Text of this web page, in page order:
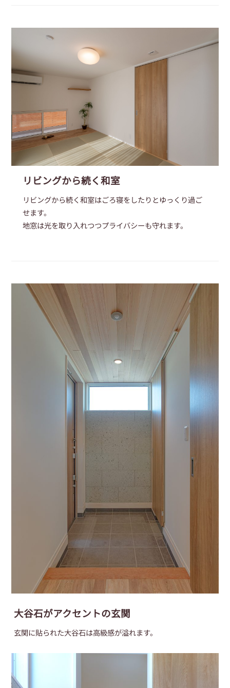
リビングから続く和室
リビングから続く和室はごろ寝をしたりとゆっくり過ご
せます。
地窓は光を取り入れつつプライバシーも守れます。
大谷石がアクセントの玄関
玄関に貼られた大谷石は高級感が溢れます。